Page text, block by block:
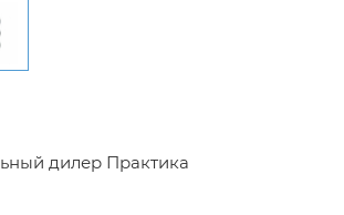
дилер Практика